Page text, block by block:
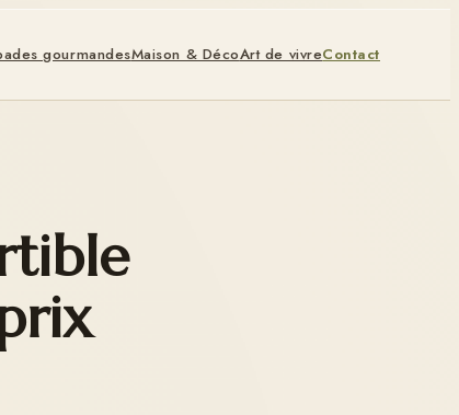
gourmandesMaison & DécoArt de vivreContact